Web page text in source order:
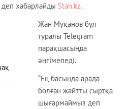
хабарлайды Stan.kz.
Жан Мұқанов бұл
туралы Telegram
парақшасында
әңгімеледі.
“Ең басында арада
болған жайтты сыртқа
шығармаймыз деп